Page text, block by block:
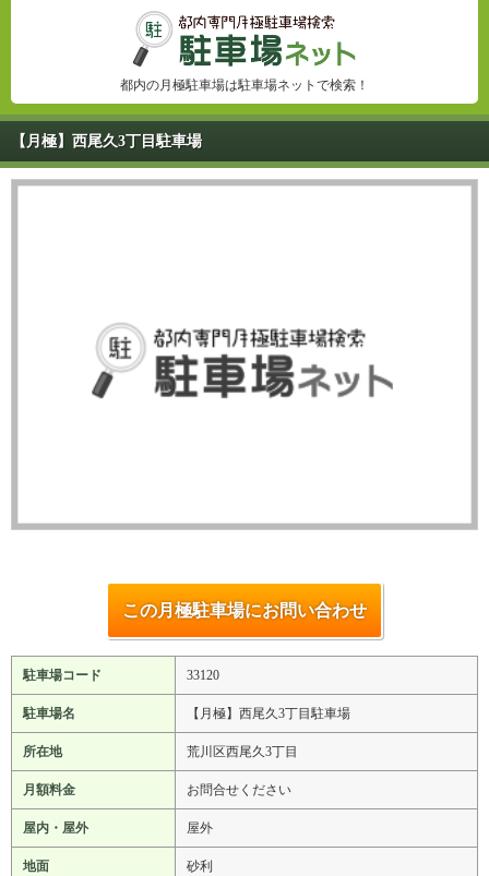
都内の月極駐車場は駐車場ネットで検索！
【月極】西尾久3丁目駐車場
この月極駐車場にお問い合わせ
駐車場コード 33120
駐車場名 【月極】西尾久3丁目駐車場
所在地 荒川区西尾久3丁目
月額料金 お問合せください
屋内・屋外 屋外
地面 砂利